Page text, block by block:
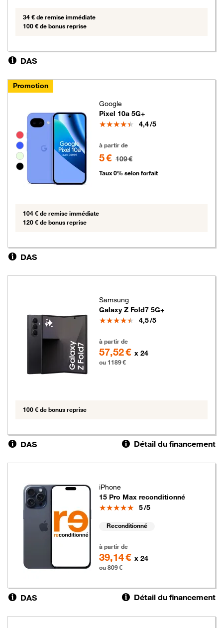
34 € de remise immédiate
100 € de bonus reprise
DAS
Promotion
Groupe de couleurs disponibles non sélectionnables
Google
Pixel 10a 5G+
Note
4,4/5
à partir de
5 € 109 €
Taux 0% selon forfait
104 € de remise immédiate
120 € de bonus reprise
DAS
Samsung
Galaxy Z Fold7 5G+
Note
4,5/5
à partir de
57,52 € x 24
ou 1189 €
100 € de bonus reprise
DAS Détail du financement
iPhone
15 Pro Max reconditionné
Note
5/5
Reconditionné
à partir de
39,14 € x 24
ou 809 €
DAS Détail du financement